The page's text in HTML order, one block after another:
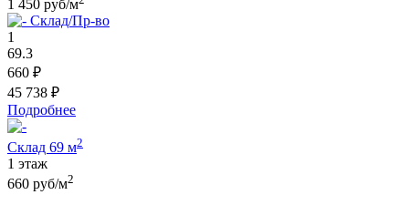
1 450 руб/м
Склад/Пр-во
1
69.3
660 ₽
45 738 ₽
Подробнее
Склад 69 м2
1 этаж
660 руб/м2